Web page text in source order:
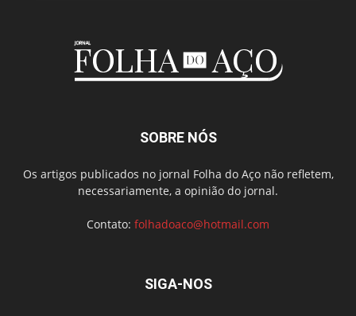
SOBRE NÓS
Os artigos publicados no jornal Folha do Aço não refletem,
necessariamente, a opinião do jornal.
Contato: folhadoaco@hotmail.com
SIGA-NOS